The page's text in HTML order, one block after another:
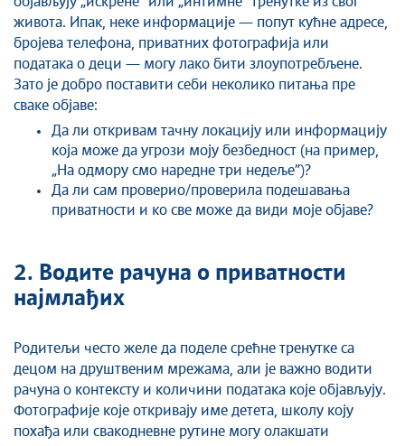
живота. Ипак, неке информације — попут кућне адресе,
бројева телефона, приватних фотографија или
података о деци — могу лако бити злоупотребљене.
Зато је добро поставити себи неколико питања пре
сваке објаве:
Да ли откривам тачну локацију или информацију
која може да угрози моју безбедност (на пример,
„На одмору смо наредне три недеље”)?
Да ли сам проверио/проверила подешавања
приватности и ко све може да види моје објаве?
2. Водите рачуна о приватности
најмлађих
Родитељи често желе да поделе срећне тренутке са
децом на друштвеним мрежама, али је важно водити
рачуна о контексту и количини података које објављују.
Фотографије које откривају име детета, школу коју
похађа или свакодневне рутине могу олакшати